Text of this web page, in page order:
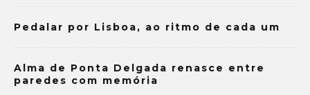
Pedalar por Lisboa, ao ritmo de cada um
Alma de Ponta Delgada renasce entre
paredes com memória